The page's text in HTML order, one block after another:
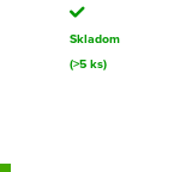
Skladom
(>5 ks)